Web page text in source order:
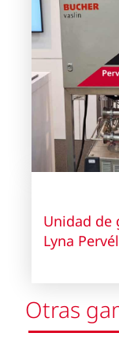
Unidad de
Lyna
Otras